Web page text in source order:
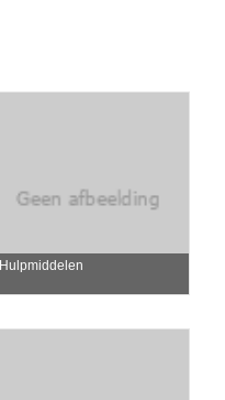
Hulpmiddelen